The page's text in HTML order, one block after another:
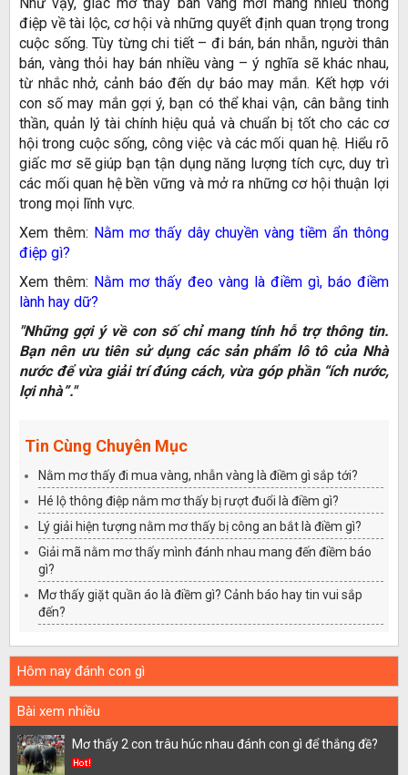
điệp về tài lộc, cơ hội và những quyết định quan trọng trong
cuộc sống. Tùy từng chi tiết – đi bán, bán nhẫn, người thân
bán, vàng thỏi hay bán nhiều vàng – ý nghĩa sẽ khác nhau,
từ nhắc nhở, cảnh báo đến dự báo may mắn. Kết hợp với
con số may mắn gợi ý, bạn có thể khai vận, cân bằng tinh
thần, quản lý tài chính hiệu quả và chuẩn bị tốt cho các cơ
hội trong cuộc sống, công việc và các mối quan hệ. Hiểu rõ
giấc mơ sẽ giúp bạn tận dụng năng lượng tích cực, duy trì
các mối quan hệ bền vững và mở ra những cơ hội thuận lợi
trong mọi lĩnh vực.
Xem thêm: Nằm mơ thấy dây chuyền vàng tiềm ẩn thông
điệp gì?
Xem thêm: Nằm mơ thấy đeo vàng là điềm gì, báo điềm
lành hay dữ?
"Những gợi ý về con số chỉ mang tính hỗ trợ thông tin.
Bạn nên ưu tiên sử dụng các sản phẩm lô tô của Nhà
nước để vừa giải trí đúng cách, vừa góp phần “ích nước,
lợi nhà”."
Tin Cùng Chuyên Mục
Nằm mơ thấy đi mua vàng, nhẫn vàng là điềm gì sắp tới?
Hé lộ thông điệp nằm mơ thấy bị rượt đuổi là điềm gì?
Lý giải hiện tượng nằm mơ thấy bị công an bắt là điềm gì?
Giải mã nằm mơ thấy mình đánh nhau mang đến điềm báo
gì?
Mơ thấy giặt quần áo là điềm gì? Cảnh báo hay tin vui sắp
đến?
Hôm nay đánh con gì
Bài xem nhiều
Mơ thấy 2 con trâu húc nhau đánh con gì để thắng đề?